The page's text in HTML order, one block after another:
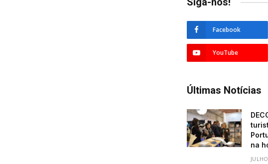
Facebook
YouTube
Últimas Notícias
na